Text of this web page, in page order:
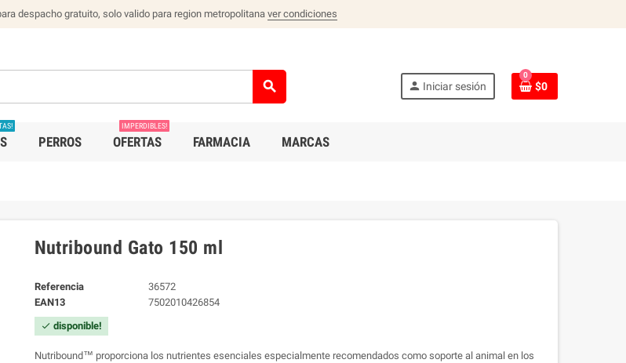
despacho gratuito, solo valido para region metropolitana ver condiciones
search person Iniciar sesión
0
$0
PERROS OFERTAS
IMPERDIBLES!
FARMACIA MARCAS
Nutribound Gato 150 ml
Referencia
36572
EAN13
7502010426854
check disponible!
Nutribound™ proporciona los nutrientes esenciales especialmente recomendados como soporte al animal en los